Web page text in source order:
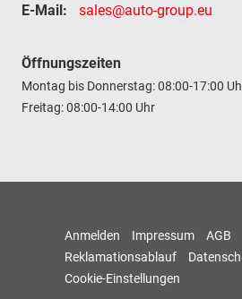
E-Mail:
sales@auto-group.eu
Öffnungszeiten
Montag bis Donnerstag: 08:00-17:00
Freitag: 08:00-14:00 Uhr
Anmelden Impressum
AGB
Reklamationsablauf
Cookie-Einstellungen